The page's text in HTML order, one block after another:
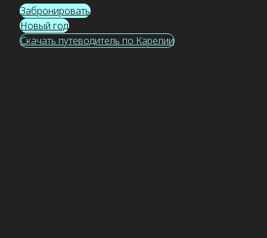
Забронировать
Новый год
Скачать путеводитель по Карелии